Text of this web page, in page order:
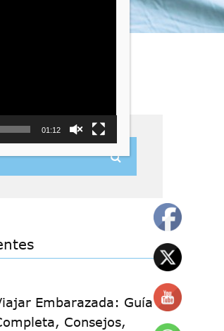
Embarazada: Guía
Consejos,
01:12